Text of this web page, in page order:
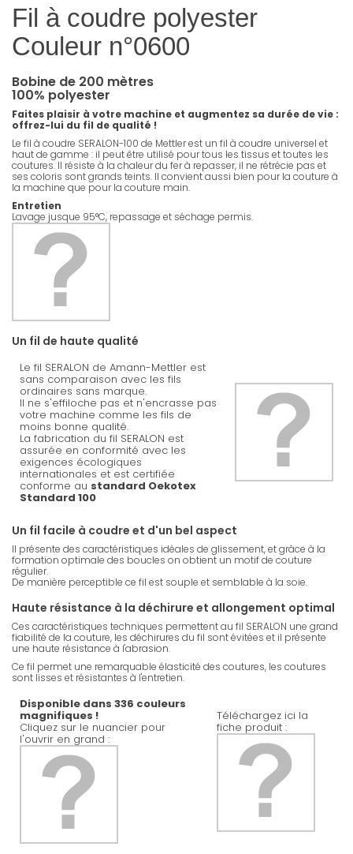
Fil à coudre polyester
Couleur n°0600
Bobine de 200 mètres
100% polyester
Faites plaisir à votre machine et augmentez sa durée de vie :
offrez-lui du fil de qualité !
Le fil à coudre SERALON-100 de Mettler est un fil à coudre universel et
haut de gamme : il peut être utilisé pour tous les tissus et toutes les
coutures. Il résiste à la chaleur du fer à repasser, il ne rétrécie pas et
ses coloris sont grands teints. Il convient aussi bien pour la couture à
la machine que pour la couture main.
Entretien
Lavage jusque 95°C, repassage et séchage permis.
Un fil de haute qualité
Le fil SERALON de Amann-Mettler est
sans comparaison avec les fils
ordinaires sans marque.
Il ne s'effiloche pas et n'encrasse pas
votre machine comme les fils de
moins bonne qualité.
La fabrication du fil SERALON est
assurée en conformité avec les
exigences écologiques
internationales et est certifiée
conforme au standard Oekotex
Standard 100
Un fil facile à coudre et d'un bel aspect
Il présente des caractéristiques idéales de glissement, et grâce à la
formation optimale des boucles on obtient un motif de couture
régulier.
De manière perceptible ce fil est souple et semblable à la soie.
Haute résistance à la déchirure et allongement optimal
Ces caractéristiques techniques permettent au fil SERALON une grand
fiabilité de la couture, les déchirures du fil sont évitées et il présente
une haute résistance à l'abrasion.
Ce fil permet une remarquable élasticité des coutures, les coutures
sont lisses et résistantes à l'entretien.
Disponible dans 336 couleurs
magnifiques !
Cliquez sur le nuancier pour
l'ouvrir en grand :
Téléchargez ici la
fiche produit :